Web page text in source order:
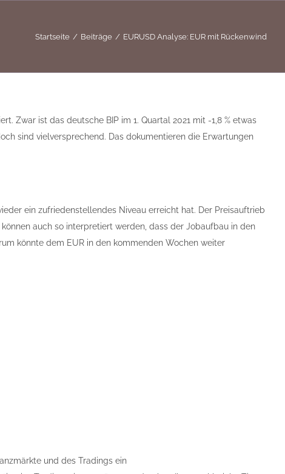
Startseite Beiträge EURUSD Analyse: EUR mit Rückenwind
Zwar ist das deutsche BIP im 1. Quartal 2021 mit -1,8 % etwas
sind vielversprechend. Das dokumentieren die Erwartungen
ein zufriedenstellendes Niveau erreicht hat. Der Preisauftrieb
auch so interpretiert werden, dass der Jobaufbau in den
könnte dem EUR in den kommenden Wochen weiter
und des Tradings ein